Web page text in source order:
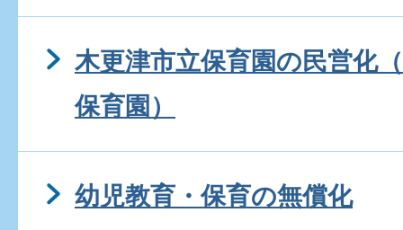
木更津市立保育園の民営化
保育園）
幼児教育・保育の無償化